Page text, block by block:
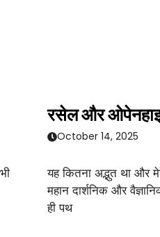
रसेल और
October 14, 2025
यह कितना अद्भुत था
महान दार्शनिक और
ही पथ